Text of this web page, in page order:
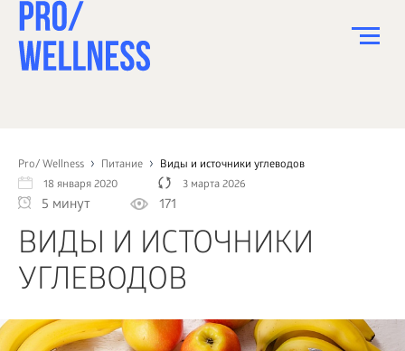
Pro/ Wellness Питание
Виды и источники углеводов
18 января 2020
3 марта 2026
5 минут 171
ВИДЫ И ИСТОЧНИКИ
УГЛЕВОДОВ
СПОРТ
ЗДОРОВЬЕ
КРАСОТА
ПСИХОЛОГИЯ
ДОМ